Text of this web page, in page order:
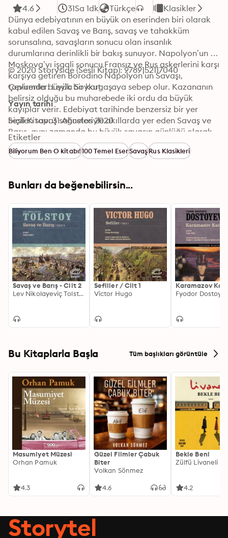
4.6 31Sa 1dk Türkçe
Klasikler
Dünya edebiyatının en büyük on eserinden biri olarak
kabul edilen Savaş ve Barış, savaş ve tahakküm
sorunsalına, savaşların sonucu olan insanlık
durumlarına derinlikli bir bakış sunuyor. Napolyon’un
Moskova’yı işgali sonucu Fransız ve Rus askerlerini karşı
karşıya getiren Borodino Napolyon’un Savaşı,
toplumda büyük bir kargaşaya sebep olur. Kazananın
belirsiz olduğu bu muharebede iki ordu da büyük
kayıplar verir. Edebiyat tarihinde benzersiz bir yer
biçilen savaş sahneleriyle akıllarda yer eden Savaş ve
Barış, aynı zamanda bu büyük savaşın günlüğü olarak
da okunabilir. Büyük bir karakter zenginliği içinde,
savaş altındaki Rus toplumunun sosyal ve ekonomik
THOMAS MANN
“Bu eser tıpkı hayat gibi, ne başlangıcı ne de sonu var.
Ebedi akışı içinde, hayatın ta kendisi.”
ROMAIN ROLLAND
© 2020 Storyside (Sesli Kitap): 9789152117040
Çevirenler: Leyla Soykut
Yayın tarihi
Sesli Kitap: 31 Ağustos 2020
Etiketler
Biliyorum Ben O kitabı!100 Temel EserSavaşRus Klasikleri
Bunları da beğenebilirsin...
Savaş ve Barış - Cilt 2
Lev Nikolayeviç Tolstoy
Sefiller / Cilt 1
Victor Hugo
Karamazov
Fyodor
Bu Kitaplarla Başla Tüm başlıkları görüntüle
Masumiyet Müzesi
Orhan Pamuk
4.3
Güzel Filmler Çabuk
Biter
Volkan Sönmez
4.6
Bekle Beni
Zülfü Livaneli
4.2
Storytel